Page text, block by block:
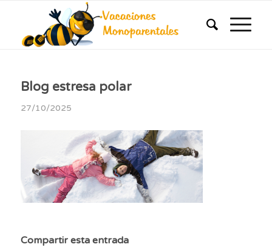
Blog estresa polar
27/10/2025
Compartir esta entrada